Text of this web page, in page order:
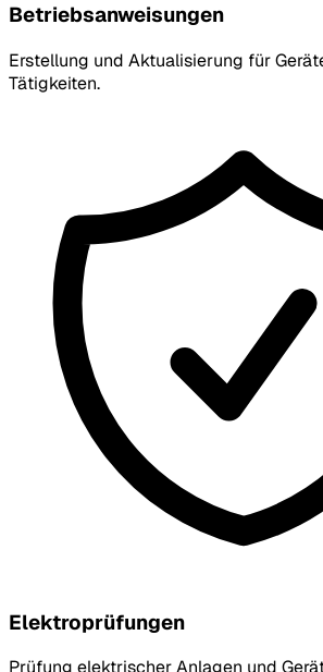
Betriebsanweisungen
Erstellung und Aktualisierung für
Tätigkeiten.
Elektroprüfungen